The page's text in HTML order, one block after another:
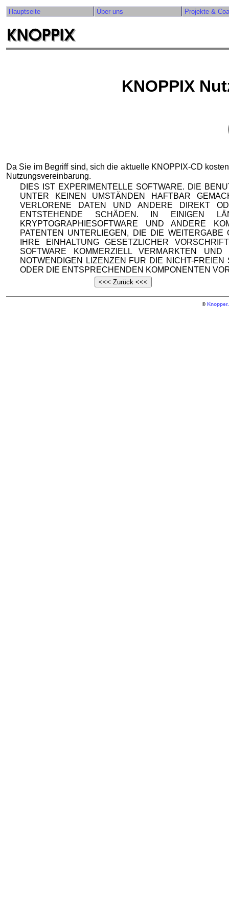
Hauptseite Über uns Projekte &
KNOPPIX
Da Sie im Begriff sind, sich die aktuelle KNOPPIX-CD
Nutzungsvereinbarung.
DIES IST EXPERIMENTELLE SOFTWARE. DIE
UNTER KEINEN UMSTÄNDEN HAFTBAR
VERLORENE DATEN UND ANDERE DIREKT
ENTSTEHENDE SCHÄDEN. IN EINIGEN
KRYPTOGRAPHIESOFTWARE UND ANDERE
PATENTEN UNTERLIEGEN, DIE DIE
IHRE EINHALTUNG GESETZLICHER
SOFTWARE KOMMERZIELL VERMARKTEN
NOTWENDIGEN LIZENZEN FUR DIE NICHT-
ODER DIE ENTSPRECHENDEN KOMPONENTEN
©